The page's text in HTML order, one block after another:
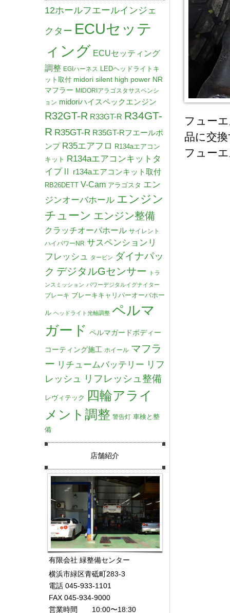
フュー
品に交
フュー
12ホールフエールインジェ
クター ECUセッテ
ィング ECUセッティング
調整 EGIハーネス LEDヘッドライトキ
ット取付 midori silent high power NR
マフラー MIDORIアラゴスタサスペンシ
ョン midoriハイスペックエンジン
R32GT-R R33GT-R R34GT-
R R35GT-R R35GT-Rフエールポ
ンプ R35エアフロ R134aエアコン
キット R134aエアコンキットタ
イプⅡ
r134aエアコンキット取付
RB26DETT V-Cam アラゴスタ エン
ジンオーバホール エンジン
チューン エンジン整備
クラッチオーバホール サイレント
ハイパワーNR サスペンションリ
フレッシュ
タービン ダイナパッ
ク デジタルGセンサー
トラ
ンスミッション パワーデジタルイグナイター
ブレーキ ブレーキキャリパーオーバホー
ル ヘッドライト光軸調整 ペルマ
ガード ペルマガードボディー
コーティング施工 ホイール マフラ
ー リチュームバッテリー リフ
レッシュ
リフレッシュ整備
レヴィテック 四輪アライ
メント調整 警告灯 車検と整
備
店舗紹介
有限会社 緑整備センター
横浜市緑区青砥町283-3
電話 045-933-1101
FAX 045-934-9000
営業時間 10:00〜18:30